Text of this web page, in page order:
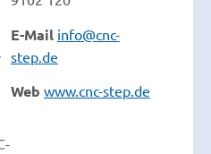
E-Mail info@cnc-
step.de
Web www.cnc-step.de